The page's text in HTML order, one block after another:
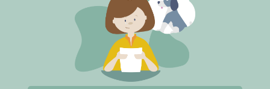
Créer un mémorial